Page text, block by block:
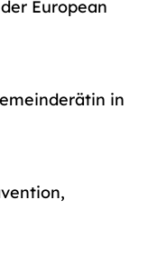
der European
in
,